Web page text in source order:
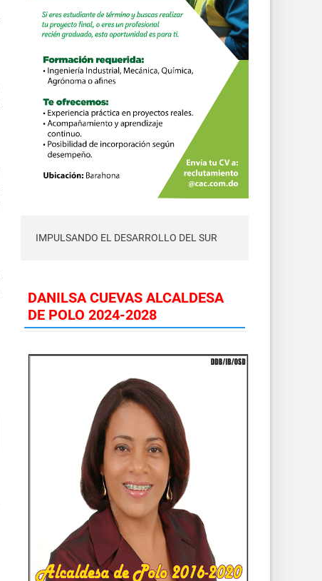
IMPULSANDO EL DESARROLLO DEL SUR
DANILSA CUEVAS ALCALDESA
DE POLO 2024-2028